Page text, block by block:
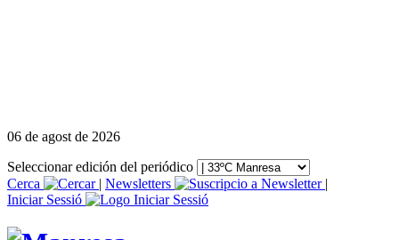
06 de agost de 2026
Seleccionar edición del periódico
Cerca
| Newsletters
|
Iniciar Sessió